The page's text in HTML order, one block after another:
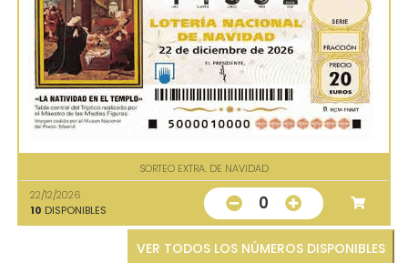
SORTEO EXTRA. DE NAVIDAD
22/12/2026
10 DISPONIBLES 0
VER TODOS LOS NÚMEROS DISPONIBLES